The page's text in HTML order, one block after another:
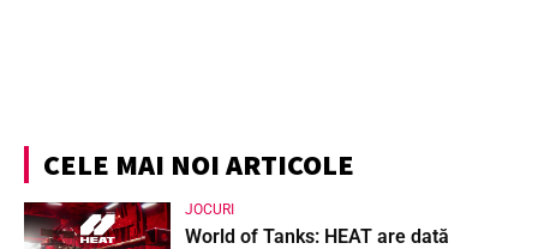
CELE MAI NOI ARTICOLE
JOCURI
World of Tanks: HEAT are dată